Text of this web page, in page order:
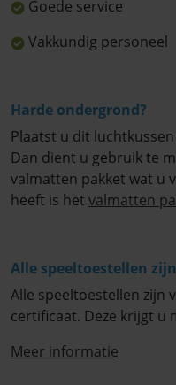
Goede service
Vakkundig personeel
Harde ondergrond?
Plaatst u dit
Dan dient u gebruik te
valmatten pakket wat u
heeft is het valmatten
Alle speeltoestellen
Alle speeltoestellen zijn
certificaat. Deze krijgt u
Meer informatie